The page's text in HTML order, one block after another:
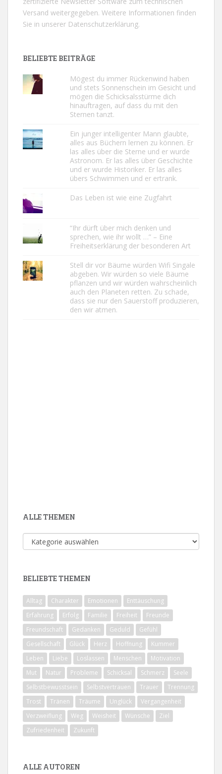
Versand weitergegeben. Weitere Informationen finden
Sie in unserer Datenschutzerklärung.
BELIEBTE BEITRÄGE
Mögest du immer Rückenwind haben
und stets Sonnenschein im Gesicht und
mögen die Schicksalsstürme dich
hinauftragen, auf dass du mit den
Sternen tanzt.
Ein junger intelligenter Mann glaubte,
alles aus Büchern lernen zu können. Er
las alles über die Sterne und er wurde
Astronom. Er las alles über Geschichte
und er wurde Historiker. Er las alles
übers Schwimmen und er ertrank.
Das Leben ist wie eine Zugfahrt
“Ihr dürft über mich denken und
sprechen, wie ihr wollt …” – Eine
Freiheitserklärung der besonderen Art
Stell dir vor Bäume würden Wifi Singale
abgeben. Wir würden so viele Bäume
pflanzen und wir würden wahrscheinlich
auch den Planeten retten. Zu schade,
dass sie nur den Sauerstoff produzieren,
den wir atmen.
ALLE THEMEN
Alle
Themen
BELIEBTE THEMEN
Alltag Charakter Emotionen
Enttäuschung
Erfahrung
Erfolg Familie Freiheit
Freunde
Freundschaft
Gedanken Geduld
Gefühl
Gesellschaft
Glück Herz Hoffnung
Kummer
Leben
Liebe Loslassen Menschen
Motivation
Mut
Natur Probleme Schicksal Schmerz
Seele
Selbstbewusstsein
Selbstvertrauen Trauer
Trennung
Trost
Tränen Träume Unglück
Vergangenheit
Verzweiflung
Weg Weisheit Wünsche
Ziel
Zufriedenheit
Zukunft
ALLE AUTOREN